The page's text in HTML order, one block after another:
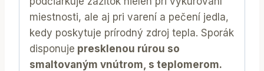
miestnosti, ale aj pri varení a pečení jedla,
kedy poskytuje prírodný zdroj tepla. Sporák
disponuje presklenou rúrou so
smaltovaným vnútrom, s teplomerom.